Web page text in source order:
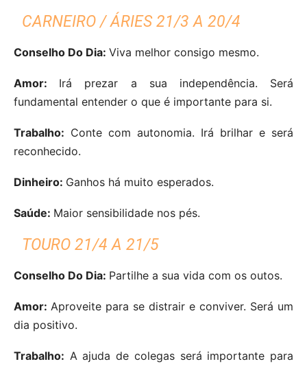
CARNEIRO / ÁRIES 21/3 A 20/4
Conselho Do Dia: Viva melhor consigo mesmo.
Amor: Irá prezar a sua independência. Será
fundamental entender o que é importante para si.
Trabalho: Conte com autonomia. Irá brilhar e será
reconhecido.
Dinheiro: Ganhos há muito esperados.
Saúde: Maior sensibilidade nos pés.
TOURO 21/4 A 21/5
Conselho Do Dia: Partilhe a sua vida com os outos.
Amor: Aproveite para se distrair e conviver. Será um
dia positivo.
Trabalho: A ajuda de colegas será importante para